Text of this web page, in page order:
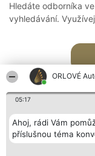
ORLOVÉ
05:17
Ahoj, rádi Vám
příslušnou téma
Hledáte odborníka
vyhledávání.